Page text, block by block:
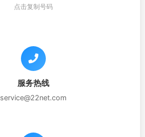
点击复制号码
服务热线
service@22net.com